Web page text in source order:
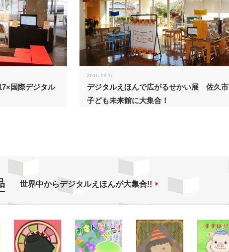
国際デジタル
2016.12.16
デジタルえほんで広がるせかい展 佐久市
子ども未来館に大集合！
世界中からデジタルえほんが大集合!!